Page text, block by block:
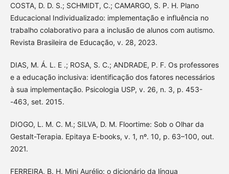
COSTA, D. D. S.; SCHMIDT, C.; CAMARGO, S. P. H. Plano
Educacional Individualizado: implementação e influência no
trabalho colaborativo para a inclusão de alunos com autismo.
Revista Brasileira de Educação, v. 28, 2023.
DIAS, M. Á. L. E .; ROSA, S. C.; ANDRADE, P. F. Os professores
e a educação inclusiva: identificação dos fatores necessários
à sua implementação. Psicologia USP, v. 26, n. 3, p. 453-
-463, set. 2015.
DIOGO, L. M. C. M.; SILVA, D. M. Floortime: Sob o Olhar da
Gestalt-Terapia. Epitaya E-books, v. 1, nº. 10, p. 63–100, out.
2021.
FERREIRA, B. H. Mini Aurélio: o dicionário da língua